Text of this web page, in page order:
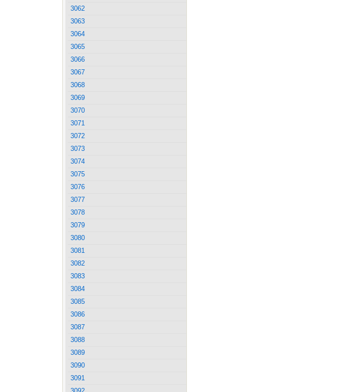
3062
3063
3064
3065
3066
3067
3068
3069
3070
3071
3072
3073
3074
3075
3076
3077
3078
3079
3080
3081
3082
3083
3084
3085
3086
3087
3088
3089
3090
3091